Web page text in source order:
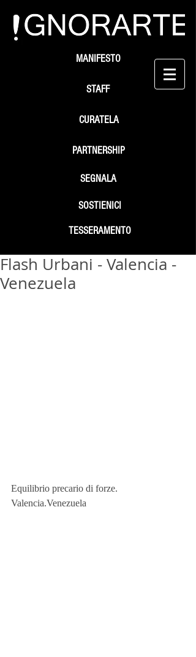
STAFF
SEGNALA
SOSTIENICI
MANIFESTO
PARTNERSHIP
TESSERAMENTO
CURATELA
Flash Urbani - Valencia -
Venezuela
Equilibrio precario di forze.
Valencia.Venezuela